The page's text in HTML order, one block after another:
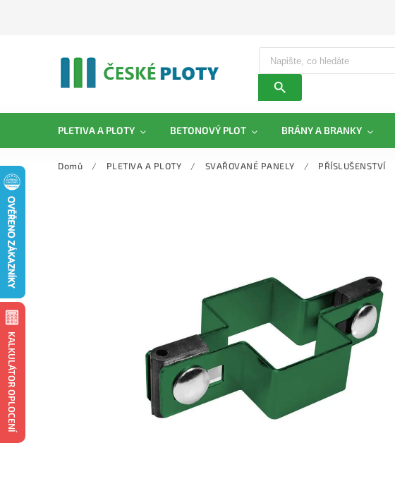
PLETIVA A PLOTY BETONOVÝ PLOT BRÁNY A BRANKY
Domů / PLETIVA A PLOTY / SVAŘOVANÉ PANELY / PŘÍSLUŠENSTVÍ
KALKULÁTOR OPLOCENÍ